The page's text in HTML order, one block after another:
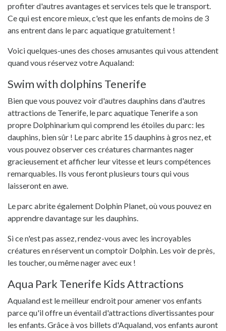
profiter d'autres avantages et services tels que le transport.
Ce qui est encore mieux, c'est que les enfants de moins de 3
ans entrent dans le parc aquatique gratuitement !
Voici quelques-unes des choses amusantes qui vous attendent
quand vous réservez votre Aqualand:
Swim with dolphins Tenerife
Bien que vous pouvez voir d'autres dauphins dans d'autres
attractions de Tenerife, le parc aquatique Tenerife a son
propre Dolphinarium qui comprend les étoiles du parc: les
dauphins, bien sûr ! Le parc abrite 15 dauphins à gros nez, et
vous pouvez observer ces créatures charmantes nager
gracieusement et afficher leur vitesse et leurs compétences
remarquables. Ils vous feront plusieurs tours qui vous
laisseront en awe.
Le parc abrite également Dolphin Planet, où vous pouvez en
apprendre davantage sur les dauphins.
Si ce n'est pas assez, rendez-vous avec les incroyables
créatures en réservent un comptoir Dolphin. Les voir de près,
les toucher, ou même nager avec eux !
Aqua Park Tenerife Kids Attractions
Aqualand est le meilleur endroit pour amener vos enfants
parce qu'il offre un éventail d'attractions divertissantes pour
les enfants. Grâce à vos billets d'Aqualand, vos enfants auront